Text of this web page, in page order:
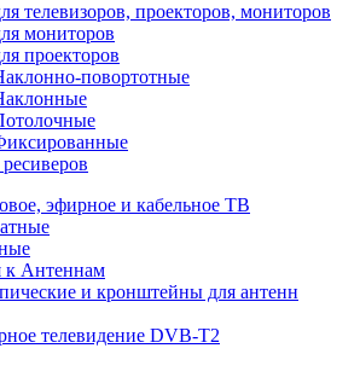
телевизоров, проекторов, мониторов
мониторов
проекторов
повортотные
эфирное и кабельное ТВ
к Антеннам
и кронштейны для антенн
телевидение DVB-Т2